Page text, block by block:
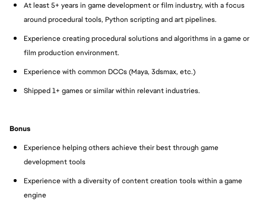
At least 5+ years in game development or film industry, with a focus
around procedural tools, Python scripting and art pipelines.
Experience creating procedural solutions and algorithms in a game or
film production environment.
Experience with common DCCs (Maya, 3dsmax, etc.)
Shipped 1+ games or similar within relevant industries.
Bonus
Experience helping others achieve their best through game
development tools
Experience with a diversity of content creation tools within a game
engine